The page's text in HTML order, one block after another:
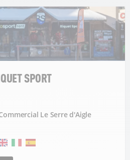
SPORT
Le Serre d'Aigle